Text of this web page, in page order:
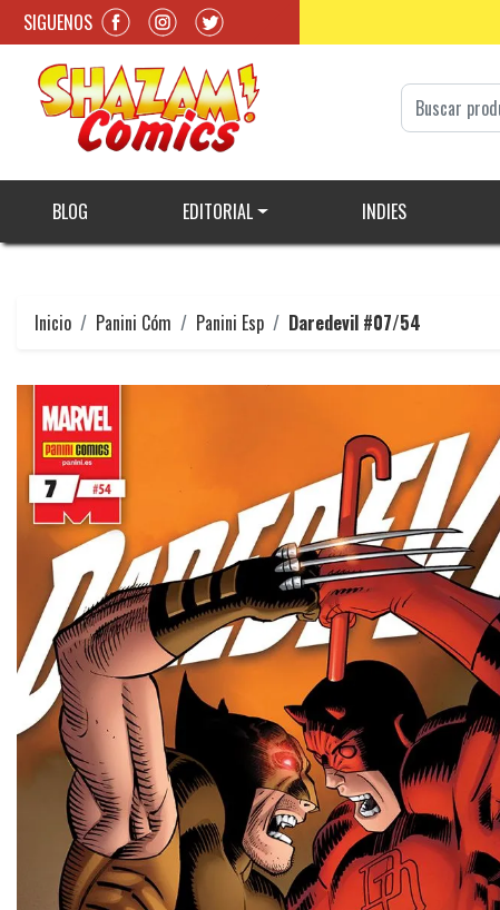
SIGUENOS
BLOG EDITORIAL INDIES
Inicio Panini Cóm Panini Esp Daredevil #07/54